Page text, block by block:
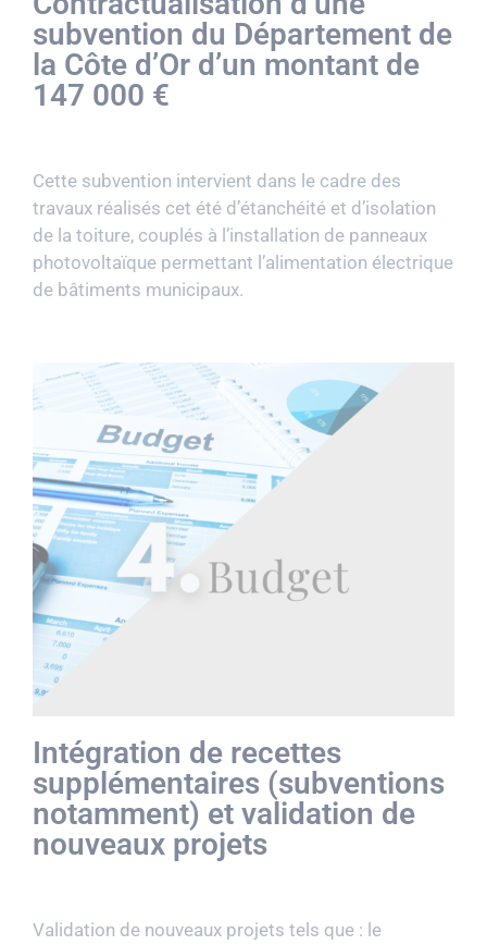
subvention du Département de
la Côte d’Or d’un montant de
147 000 €
Cette subvention intervient dans le cadre des
travaux réalisés cet été d’étanchéité et d’isolation
de la toiture, couplés à l’installation de panneaux
photovoltaïque permettant l’alimentation électrique
de bâtiments municipaux.
Intégration de recettes
supplémentaires (subventions
notamment) et validation de
nouveaux projets
Validation de nouveaux projets tels que : le